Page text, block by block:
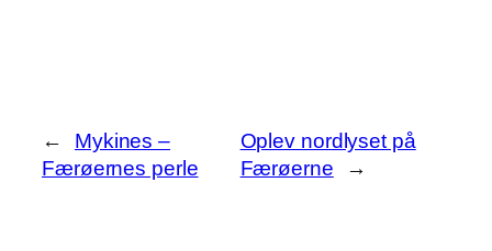
←
Mykines –
Færøernes perle
Oplev nordlyset på
Færøerne
→